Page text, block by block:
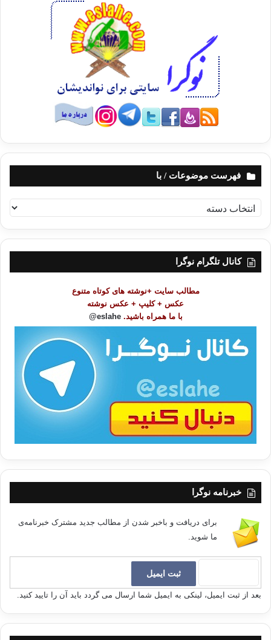
فهرست موضوعات / با
ه
ر
کانال تلگرام نوگرا
مطالب سایت +نوشته های کوتاه متنوع
عکس + کلیپ + عکس نوشته
با ما همراه باشید. eslahe@
خبرنامه نوگرا
برای دریافت و باخبر شدن از مطالب جدید مشترک خبرنامه‌ی
ما شوید.
بعد از ثبت ایمیل، لینکی به ایمیل شما ارسال می گردد باید آن را تایید کنید.